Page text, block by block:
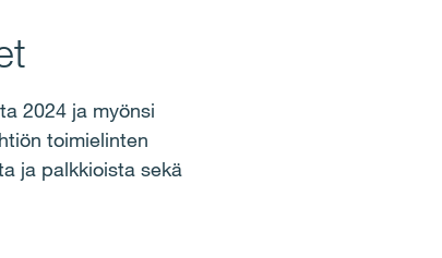
2024 ja myönsi
toimielinten
ja palkkioista sekä